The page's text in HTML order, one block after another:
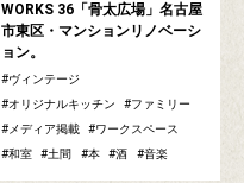
WORKS 36「骨太広場」名古屋
市東区・マンションリノベーシ
ョン。
ヴィンテージ
オリジナルキッチン
ファミリー
メディア掲載
ワークスペース
和室
土間 本 酒 音楽